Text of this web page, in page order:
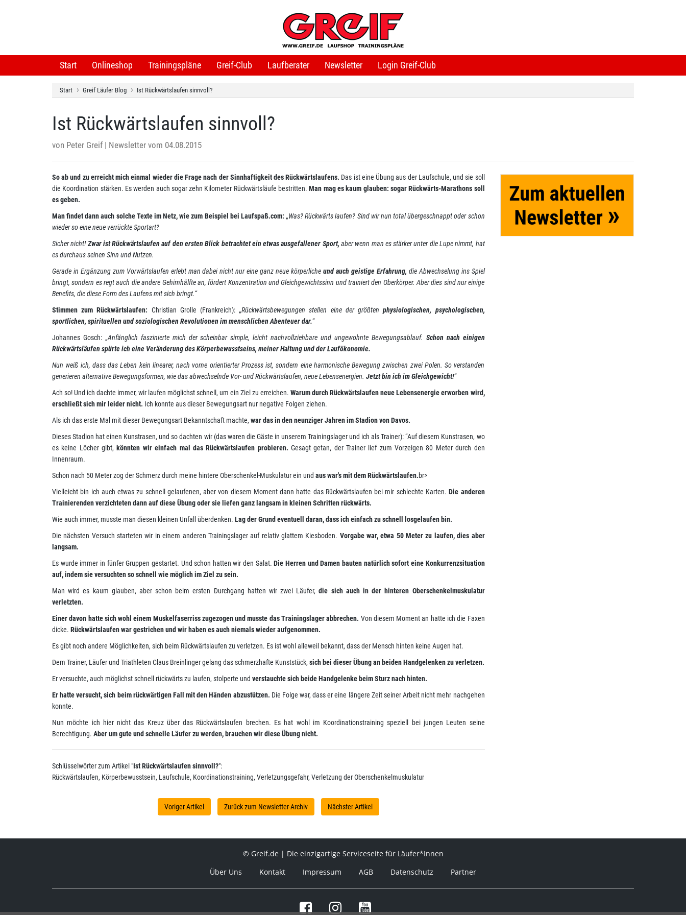
Start Onlineshop Trainingspläne Greif-Club Laufberater Newsletter Login Greif-Club
Start Greif Läufer Blog Ist Rückwärtslaufen sinnvoll?
Ist Rückwärtslaufen sinnvoll?
von Peter Greif | Newsletter vom 04.08.2015
So ab und zu erreicht mich einmal wieder die Frage nach der Sinnhaftigkeit des Rückwärtslaufens. Das ist eine Übung aus der Laufschule, und sie soll
die Koordination stärken. Es werden auch sogar zehn Kilometer Rückwärtsläufe bestritten.Man mag es kaum glauben: sogar Rückwärts-Marathons soll
es geben.
Man findet dann auch solche Texte im Netz, wie zum Beispiel bei Laufspaß.com: „Was? Rückwärts laufen? Sind wir nun total übergeschnappt oder schon
wieder so eine neue verrückte Sportart?
Sicher nicht!Zwar ist Rückwärtslaufen auf den ersten Blick betrachtet ein etwas ausgefallener Sport, aber wenn man es stärker unter die Lupe nimmt, hat
es durchaus seinen Sinn und Nutzen.
Gerade in Ergänzung zum Vorwärtslaufen erlebt man dabei nicht nur eine ganz neue körperliche und auch geistige Erfahrung, die Abwechselung ins Spiel
bringt, sondern es regt auch die andere Gehirnhälfte an, fördert Konzentration und Gleichgewichtssinn und trainiert den Oberkörper. Aber dies sind nur einige
Benefits, die diese Form des Laufens mit sich bringt.“
Stimmen zum Rückwärtslaufen: Christian Grolle (Frankreich): „Rückwärtsbewegungen stellen eine der größtenphysiologischen, psychologischen,
sportlichen, spirituellen und soziologischen Revolutionen im menschlichen Abenteuer dar.“
Johannes Gosch: „Anfänglich faszinierte mich der scheinbar simple, leicht nachvollziehbare und ungewohnte Bewegungsablauf. Schon nach einigen
Rückwärtsläufen spürte ich eine Veränderung des Körperbewusstseins, meiner Haltung und der Laufökonomie.
Nun weiß ich, dass das Leben kein linearer, nach vorne orientierter Prozess ist, sondern eine harmonische Bewegung zwischen zwei Polen. So verstanden
generieren alternative Bewegungsformen, wie das abwechselnde Vor- und Rückwärtslaufen, neue Lebensenergien. Jetzt bin ich im Gleichgewicht!“
Ach so! Und ich dachte immer, wir laufen möglichst schnell, um ein Ziel zu erreichen.Warum durch Rückwärtslaufen neue Lebensenergie erworben wird,
erschließt sich mir leider nicht. Ich konnte aus dieser Bewegungsart nur negative Folgen ziehen.
Als ich das erste Mal mit dieser Bewegungsart Bekanntschaft machte, war das in den neunziger Jahren im Stadion von Davos.
Dieses Stadion hat einen Kunstrasen, und so dachten wir (das waren die Gäste in unserem Trainingslager und ich als Trainer): “Auf diesem Kunstrasen, wo
es keine Löcher gibt,könnten wir einfach mal das Rückwärtslaufen probieren. Gesagt getan, der Trainer lief zum Vorzeigen 80 Meter durch den
Innenraum.
Schon nach 50 Meter zog der Schmerz durch meine hintere Oberschenkel-Muskulatur ein und aus war's mit dem Rückwärtslaufen.br>
Vielleicht bin ich auch etwas zu schnell gelaufenen, aber von diesem Moment dann hatte das Rückwärtslaufen bei mir schlechte Karten.Die anderen
Trainierenden verzichteten dann auf diese Übung oder sie liefen ganz langsam in kleinen Schritten rückwärts.
Wie auch immer, musste man diesen kleinen Unfall überdenken. Lag der Grund eventuell daran, dass ich einfach zu schnell losgelaufen bin.
Die nächsten Versuch starteten wir in einem anderen Trainingslager auf relativ glattem Kiesboden. Vorgabe war, etwa 50 Meter zu laufen, dies aber
langsam.
Es wurde immer in fünfer Gruppen gestartet. Und schon hatten wir den Salat.Die Herren und Damen bauten natürlich sofort eine Konkurrenzsituation
auf, indem sie versuchten so schnell wie möglich im Ziel zu sein.
Man wird es kaum glauben, aber schon beim ersten Durchgang hatten wir zwei Läufer,die sich auch in der hinteren Oberschenkelmuskulatur
verletzten.
Einer davon hatte sich wohl einem Muskelfaserriss zugezogen und musste das Trainingslager abbrechen. Von diesem Moment an hatte ich die Faxen
dicke. Rückwärtslaufen war gestrichen und wir haben es auch niemals wieder aufgenommen.
Es gibt noch andere Möglichkeiten, sich beim Rückwärtslaufen zu verletzen. Es ist wohl alleweil bekannt, dass der Mensch hinten keine Augen hat.
Dem Trainer, Läufer und Triathleten Claus Breinlinger gelang das schmerzhafte Kunststück, sich bei dieser Übung an beiden Handgelenken zu verletzen.
Er versuchte, auch möglichst schnell rückwärts zu laufen, stolperte und verstauchte sich beide Handgelenke beim Sturz nach hinten.
Er hatte versucht, sich beim rückwärtigen Fall mit den Händen abzustützen. Die Folge war, dass er eine längere Zeit seiner Arbeit nicht mehr nachgehen
konnte.
Nun möchte ich hier nicht das Kreuz über das Rückwärtslaufen brechen. Es hat wohl im Koordinationstraining speziell bei jungen Leuten seine
Berechtigung. Aber um gute und schnelle Läufer zu werden, brauchen wir diese Übung nicht.
Schlüsselwörter zum Artikel "Ist Rückwärtslaufen sinnvoll?":
Rückwärtslaufen, Körperbewusstsein, Laufschule, Koordinationstraining, Verletzungsgefahr, Verletzung der Oberschenkelmuskulatur
Voriger Artikel Zurück zum Newsletter-Archiv Nächster Artikel
© Greif.de | Die einzigartige Serviceseite für Läufer*Innen
Über Uns
Kontakt Impressum AGB Datenschutz Partner